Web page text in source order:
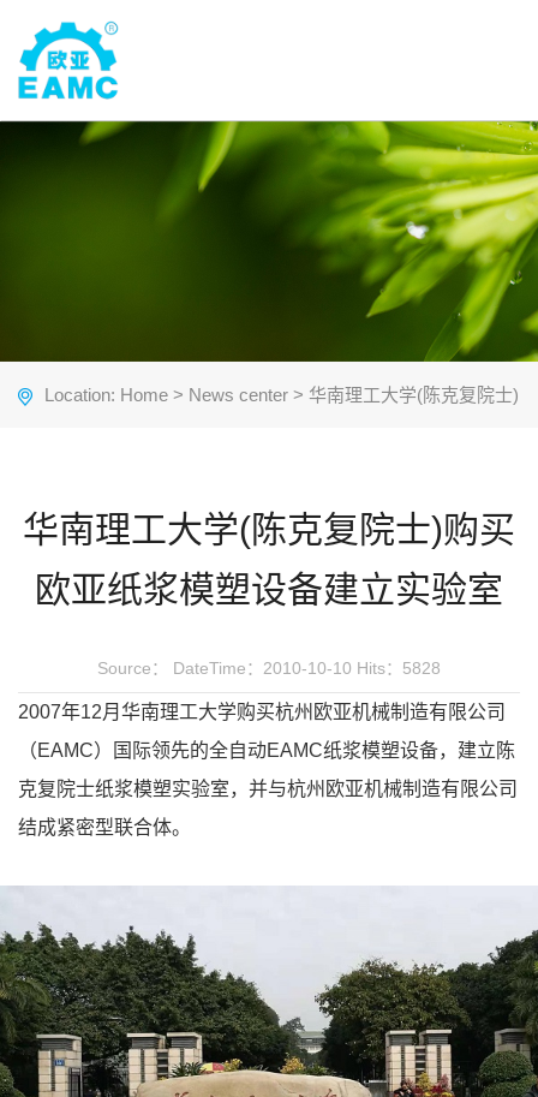
Location: Home > News center > 华南理工大学(陈克复院士)
华南理工大学(陈克复院士)购买
欧亚纸浆模塑设备建立实验室
Source： DateTime：2010-10-10 Hits：5828
2007年12月华南理工大学购买杭州欧亚机械制造有限公司
（EAMC）国际领先的全自动EAMC纸浆模塑设备，建立陈
克复院士纸浆模塑实验室，并与杭州欧亚机械制造有限公司
结成紧密型联合体。